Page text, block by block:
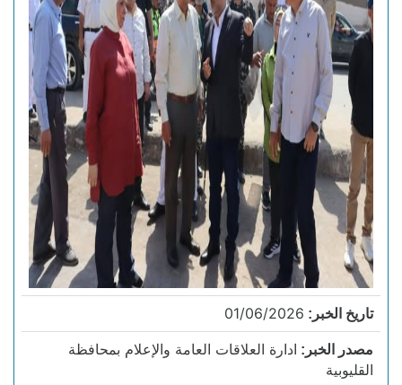
تاريخ الخبر: 01/06/2026
مصدر الخبر: ادارة العلاقات العامة والإعلام بمحافظة
القليوبية